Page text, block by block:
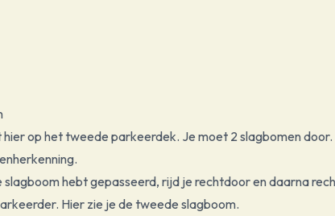
op het tweede parkeerdek. Je moet 2 slagbomen
hebt gepasseerd, rijd je rechtdoor en daarna
Hier zie je de tweede slagboom.